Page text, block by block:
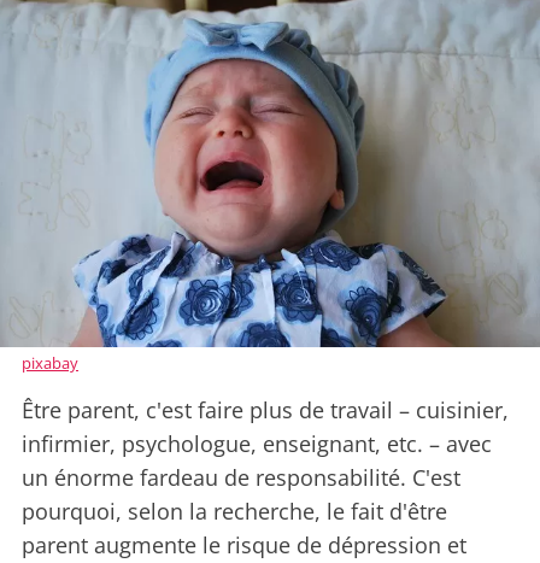
pixabay
Être parent, c'est faire plus de travail – cuisinier,
infirmier, psychologue, enseignant, etc. – avec
un énorme fardeau de responsabilité. C'est
pourquoi, selon la recherche, le fait d'être
parent augmente le risque de dépression et